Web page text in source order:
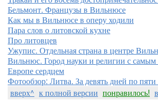
Бельмонт. Французы в Вильнюсе
Как мы в Вильнюсе в оперу ходили
Пара слов о литовской кухне
Про литовцев
Ужупис. Отдельная страна в центре
Вильнюс. Город науки и религии с
Европе сердцем
Фотообзор: Литва. За девять дней по
вверх^ к полной версии понравилось!